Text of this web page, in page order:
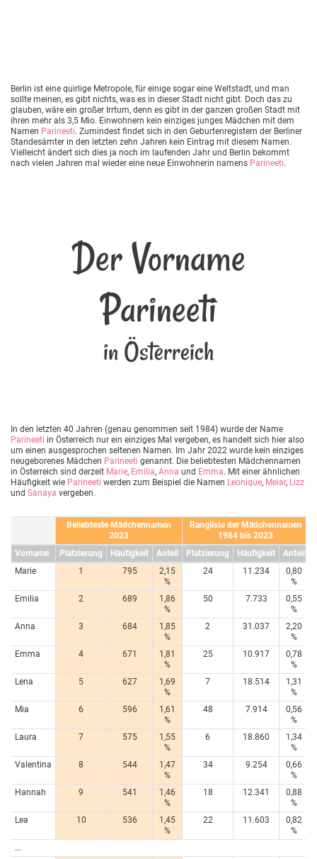
Berlin ist eine quirlige Metropole, für einige sogar eine Weltstadt, und man
sollte meinen, es gibt nichts, was es in dieser Stadt nicht gibt. Doch das zu
glauben, wäre ein großer Irrtum, denn es gibt in der ganzen großen Stadt mit
ihren mehr als 3,5 Mio. Einwohnern kein einziges junges Mädchen mit dem
Namen Parineeti. Zumindest findet sich in den Geburtenregistern der Berliner
Standesämter in den letzten zehn Jahren kein Eintrag mit diesem Namen.
Vielleicht ändert sich dies ja noch im laufenden Jahr und Berlin bekommt
nach vielen Jahren mal wieder eine neue Einwohnerin namens Parineeti.
Der Vorname
Parineeti
in Österreich
In den letzten 40 Jahren (genau genommen seit 1984) wurde der Name
Parineeti in Österreich nur ein einziges Mal vergeben, es handelt sich hier also
um einen ausgesprochen seltenen Namen. Im Jahr 2022 wurde kein einziges
neugeborenes Mädchen Parineeti genannt. Die beliebtesten Mädchennamen
in Österreich sind derzeit Marie, Emilia, Anna und Emma. Mit einer ähnlichen
Häufigkeit wie Parineeti werden zum Beispiel die Namen Leonique, Meiar, Lizz
und Sanaya vergeben.
Beliebteste Mädchennamen
2023
Rangliste der Mädchennamen
1984 bis 2023
Vorname
Platzierung Häufigkeit Anteil Platzierung Häufigkeit
Anteil
Marie
1 795
2,15
%
24 11.234
0,80
%
Emilia
2 689
1,86
%
50 7.733
0,55
%
Anna
3 684
1,85
%
2 31.037
2,20
%
Emma
4 671
1,81
%
25 10.917
0,78
%
Lena
5 627
1,69
%
7 18.514
1,31
%
Mia
6 596
1,61
%
48 7.914
0,56
%
Laura
7 575
1,55
%
6 18.860
1,34
%
Valentina
8 544
1,47
%
34 9.254
0,66
%
Hannah
9 541
1,46
%
18 12.341
0,88
%
Lea
10 536
1,45
%
22 11.603
0,82
%
...